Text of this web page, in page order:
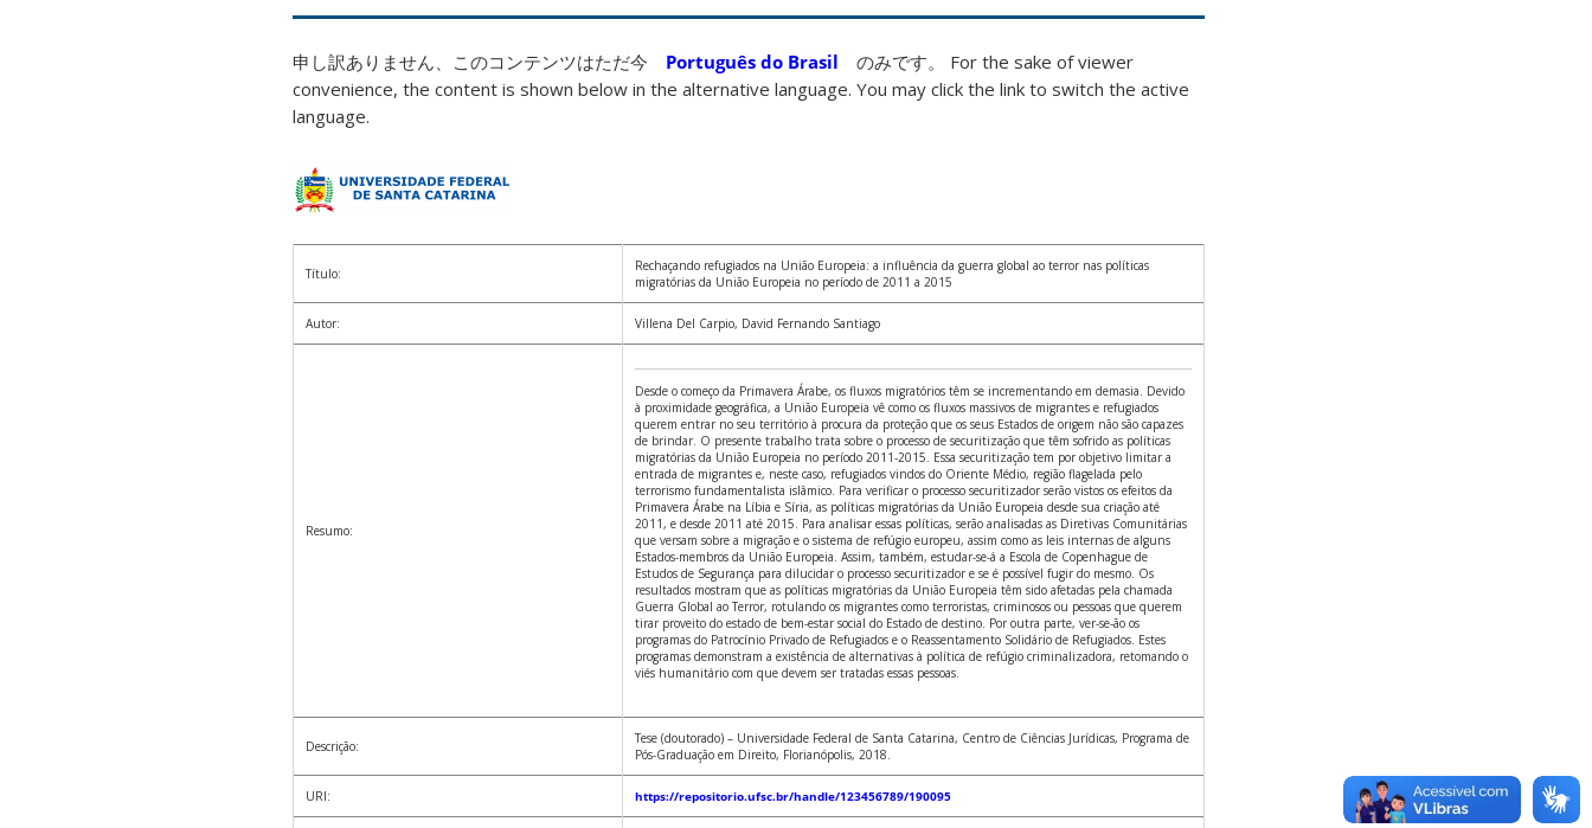
申し訳ありません、このコンテンツはただ今 Português do Brasil のみです。 For the sake of viewer
convenience, the content is shown below in the alternative language. You may click the link to switch the active
language.
Título:
Rechaçando refugiados na União Europeia: a influência da guerra global ao terror nas políticas
migratórias da União Europeia no período de 2011 a 2015
Autor: Villena Del Carpio, David Fernando Santiago
Resumo:
Desde o começo da Primavera Árabe, os fluxos migratórios têm se incrementando em demasia. Devido
à proximidade geográfica, a União Europeia vê como os fluxos massivos de migrantes e refugiados
querem entrar no seu território à procura da proteção que os seus Estados de origem não são capazes
de brindar. O presente trabalho trata sobre o processo de securitização que têm sofrido as políticas
migratórias da União Europeia no período 2011-2015. Essa securitização tem por objetivo limitar a
entrada de migrantes e, neste caso, refugiados vindos do Oriente Médio, região flagelada pelo
terrorismo fundamentalista islâmico. Para verificar o processo securitizador serão vistos os efeitos da
Primavera Árabe na Líbia e Síria, as políticas migratórias da União Europeia desde sua criação até
2011, e desde 2011 até 2015. Para analisar essas políticas, serão analisadas as Diretivas Comunitárias
que versam sobre a migração e o sistema de refúgio europeu, assim como as leis internas de alguns
Estados-membros da União Europeia. Assim, também, estudar-se-á a Escola de Copenhague de
Estudos de Segurança para dilucidar o processo securitizador e se é possível fugir do mesmo. Os
resultados mostram que as políticas migratórias da União Europeia têm sido afetadas pela chamada
Guerra Global ao Terror, rotulando os migrantes como terroristas, criminosos ou pessoas que querem
tirar proveito do estado de bem-estar social do Estado de destino. Por outra parte, ver-se-ão os
programas do Patrocínio Privado de Refugiados e o Reassentamento Solidário de Refugiados. Estes
programas demonstram a existência de alternativas à política de refúgio criminalizadora, retomando o
viés humanitário com que devem ser tratadas essas pessoas.
Descrição:
Tese (doutorado) – Universidade Federal de Santa Catarina, Centro de Ciências Jurídicas, Programa de
Pós-Graduação em Direito, Florianópolis, 2018.
URI: https://repositorio.ufsc.br/handle/123456789/190095